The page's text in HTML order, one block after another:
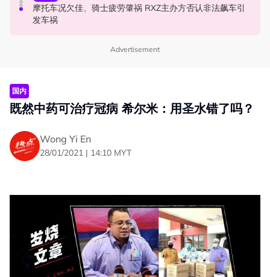
SST成华商远离希盟因素？ 阿末马斯兰：华裔商家更倾向
GST机制
摩托车况欠佳、骑士疲劳肇祸 RXZ主办方否认非法飙车引
发车祸
柔森州选合作奏效 阿末马斯兰吁国阵国盟携手迎战甲州选
Advertisement
国内
既然中药可治疗冠病 希尔米：用圣水错了吗？
Wong Yi En
28/01/2021 | 14:10 MYT